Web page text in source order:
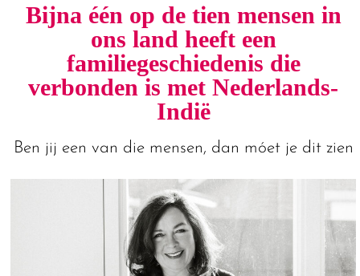
Bijna één op de tien mensen in
ons land heeft een
familiegeschiedenis die
verbonden is met Nederlands-
Indië
Ben jij een van die mensen, dan móet je dit zien